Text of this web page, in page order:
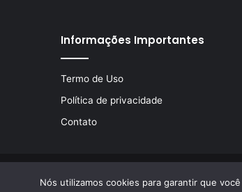
Informações Importantes
Termo de Uso
Política de privacidade
Contato
© Copyright 2026, Todos os direitos
Nós utilizamos cookies para garantir que